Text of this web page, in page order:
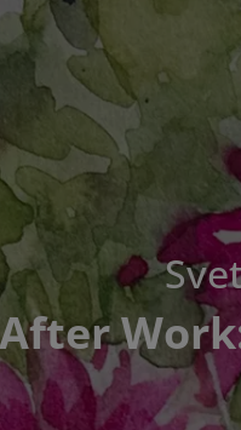
After